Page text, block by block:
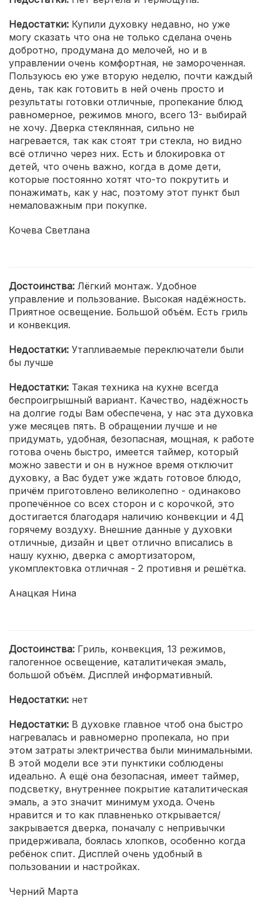
Недостатки: Купили духовку недавно, но уже
могу сказать что она не только сделана очень
добротно, продумана до мелочей, но и в
управлении очень комфортная, не замороченная.
Пользуюсь ею уже вторую неделю, почти каждый
день, так как готовить в ней очень просто и
результаты готовки отличные, пропекание блюд
равномерное, режимов много, всего 13- выбирай
не хочу. Дверка стеклянная, сильно не
нагревается, так как стоят три стекла, но видно
всё отлично через них. Есть и блокировка от
детей, что очень важно, когда в доме дети,
которые постоянно хотят что-то покрутить и
понажимать, как у нас, поэтому этот пункт был
немаловажным при покупке.
Кочева Светлана
Достоинства: Лёгкий монтаж. Удобное
управление и пользование. Высокая надёжность.
Приятное освещение. Большой объём. Есть гриль
и конвекция.
Недостатки: Утапливаемые переключатели были
бы лучше
Недостатки: Такая техника на кухне всегда
беспроигрышный вариант. Качество, надёжность
на долгие годы Вам обеспечена, у нас эта духовка
уже месяцев пять. В обращении лучше и не
придумать, удобная, безопасная, мощная, к работе
готова очень быстро, имеется таймер, который
можно завести и он в нужное время отключит
духовку, а Вас будет уже ждать готовое блюдо,
причём приготовлено великолепно - одинаково
пропечённое со всех сторон и с корочкой, это
достигается благодаря наличию конвекции и 4Д
горячему воздуху. Внешние данные у духовки
отличные, дизайн и цвет отлично вписались в
нашу кухню, дверка с амортизатором,
укомплектовка отличная - 2 противня и решётка.
Анацкая Нина
Достоинства: Гриль, конвекция, 13 режимов,
галогенное освещение, каталитичекая эмаль,
большой объём. Дисплей информативный.
Недостатки: нет
Недостатки: В духовке главное чтоб она быстро
нагревалась и равномерно пропекала, но при
этом затраты электричества были минимальными.
В этой модели все эти пунктики соблюдены
идеально. А ещё она безопасная, имеет таймер,
подсветку, внутреннее покрытие каталитическая
эмаль, а это значит минимум ухода. Очень
нравится и то как плавненько открывается/
закрывается дверка, поначалу с непривычки
придерживала, боялась хлопков, особенно когда
ребёнок спит. Дисплей очень удобный в
пользовании и настройках.
Черний Марта